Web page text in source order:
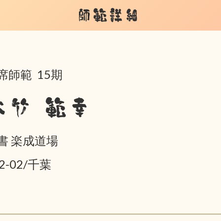
師範詳細
師範 15期
竹 範幸
楽成道場
02/千葉